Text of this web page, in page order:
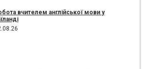
вчителем англійської мови у